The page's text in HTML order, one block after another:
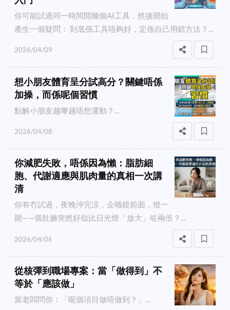
你可能試過同一時間開幾個AI工具，然後開始
產生一個疑問： 到底係工具唔夠好，定係自己用錯方法？...
2026/04/09
想小朋友體育呈分試高分？關鍵唔係
加操，而係呢個習慣
點解小朋友越嚟越唔想運動？...
2026/04/08
你減肥失敗，唔係因為懶：脂肪細
胞、代謝適應與肌肉量的真相一次講
清
你有冇試過，夜晚沖完涼，企喺鏡前面，燈一
開——個肚腩突然好似比日光燈「放大」咗兩倍？...
2026/04/06
從核彈到職場專案：當「做得到」不
等於「應該做」
當老闆問你：「呢個項目做唔做到？」...